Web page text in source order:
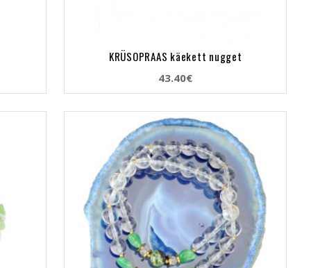
KRÜSOPRAAS käekett nugget
43.40€